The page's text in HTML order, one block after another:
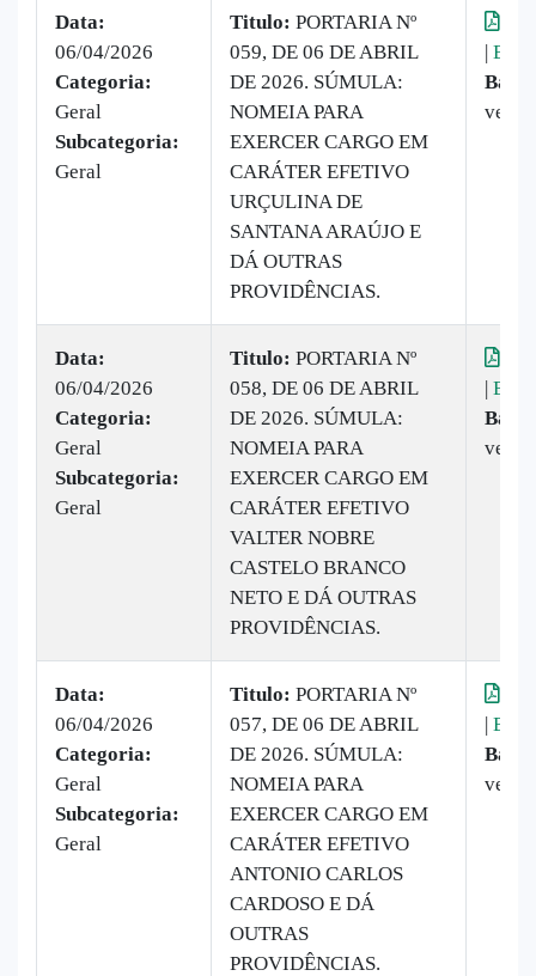
Data:
06/04/2026
Categoria:
Geral
Subcategoria:
Geral
Titulo: PORTARIA Nº
059, DE 06 DE ABRIL
DE 2026. SÚMULA:
NOMEIA PARA
EXERCER CARGO EM
CARÁTER EFETIVO
URÇULINA DE
SANTANA ARAÚJO E
DÁ OUTRAS
PROVIDÊNCIAS.
|
vezes
Data:
06/04/2026
Categoria:
Geral
Subcategoria:
Geral
Titulo: PORTARIA Nº
058, DE 06 DE ABRIL
DE 2026. SÚMULA:
NOMEIA PARA
EXERCER CARGO EM
CARÁTER EFETIVO
VALTER NOBRE
CASTELO BRANCO
NETO E DÁ OUTRAS
PROVIDÊNCIAS.
|
vezes
Data:
06/04/2026
Categoria:
Geral
Subcategoria:
Geral
Titulo: PORTARIA Nº
057, DE 06 DE ABRIL
DE 2026. SÚMULA:
NOMEIA PARA
EXERCER CARGO EM
CARÁTER EFETIVO
ANTONIO CARLOS
CARDOSO E DÁ
OUTRAS
PROVIDÊNCIAS.
|
vezes